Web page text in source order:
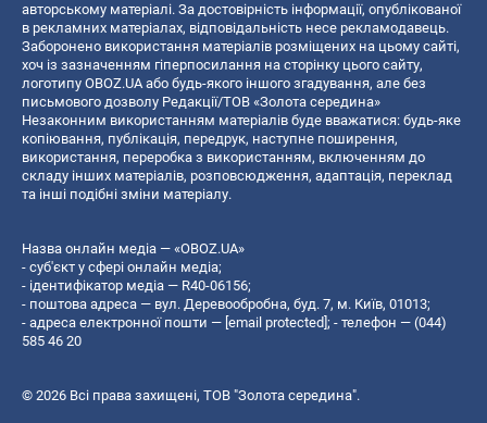
авторському матеріалі. За достовірність інформації, опублікованої
в рекламних матеріалах, відповідальність несе рекламодавець.
Заборонено використання матеріалів розміщених на цьому сайті,
хоч із зазначенням гіперпосилання на сторінку цього сайту,
логотипу OBOZ.UA або будь-якого іншого згадування, але без
письмового дозволу Редакції/ТОВ «Золота середина»
Незаконним використанням матеріалів буде вважатися: будь-яке
копiювання, публiкацiя, передрук, наступне поширення,
використання, переробка з використанням, включенням до
складу інших матеріалів, розповсюдження, адаптація, переклад
та інші подібні зміни матеріалу.
Назва онлайн медіа — «OBOZ.UA»
- суб'єкт у сфері онлайн медіа;
- ідентифікатор медіа — R40-06156;
- поштова адреса — вул. Деревообробна, буд. 7, м. Київ, 01013;
- адреса електронної пошти — [email protected] ; - телефон — (044)
585 46 20
© 2026 Всі права захищені, ТОВ "Золота середина".